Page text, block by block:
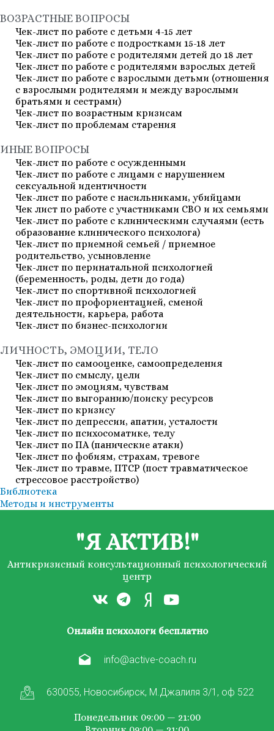
ВОЗРАСТНЫЕ ВОПРОСЫ
Чек-лист по работе с детьми 4-15 лет
Чек-лист по работе с подростками 15-18 лет
Чек-лист по работе с родителями детей до 18 лет
Чек-лист по работе с родителями взрослых детей
Чек-лист по работе с взрослыми детьми (отношения
с взрослыми родителями и между взрослыми
братьями и сестрами)
Чек-лист по возрастным кризисам
Чек-лист по проблемам старения
ИНЫЕ ВОПРОСЫ
Чек-лист по работе с осужденными
Чек-лист по работе с лицами с нарушением
сексуальной идентичности
Чек-лист по работе с насильниками, убийцами
Чек лист по работе с участниками СВО и их семьями
Чек-лист по работе с клиническими случаями (есть
образование клинического психолога)
Чек-лист по приемной семьей / приемное
родительство, усыновление
Чек-лист по перинатальной психологией
(беременность, роды, дети до года)
Чек-лист по спортивной психологией
Чек-лист по профориентацией, сменой
деятельности, карьера, работа
Чек-лист по бизнес-психологии
ЛИЧНОСТЬ, ЭМОЦИИ, ТЕЛО
Чек-лист по самооценке, самоопределения
Чек-лист по смыслу, цели
Чек-лист по эмоциям, чувствам
Чек-лист по выгоранию/поиску ресурсов
Чек-лист по кризису
Чек-лист по депрессии, апатии, усталости
Чек-лист по психосоматике, телу
Чек-лист по ПА (панические атаки)
Чек-лист по фобиям, страхам, тревоге
Чек-лист по травме, ПТСР (пост травматическое
стрессовое расстройство)
Библиотека
Методы и инструменты
"Я АКТИВ!"
Антикризисный консультационный психологический
центр
Онлайн психологи бесплатно
info@active-coach.ru
630055, Новосибирск, М.Джалиля 3/1, оф 522
Понедельник 09:00 — 21:00